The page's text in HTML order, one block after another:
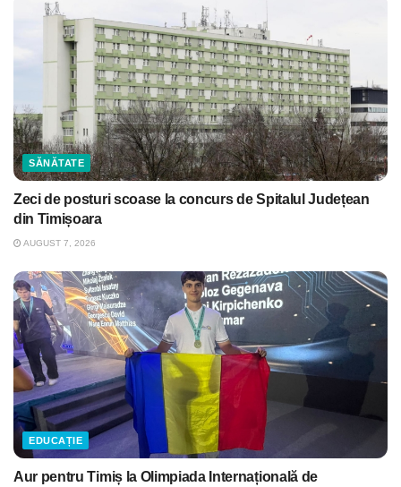
SĂNĂTATE
Zeci de posturi scoase la concurs de Spitalul Județean
din Timișoara
AUGUST 7, 2026
EDUCAȚIE
Aur pentru Timiș la Olimpiada Internațională de